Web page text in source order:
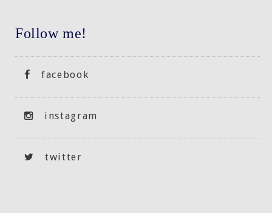
Follow me!
facebook
instagram
twitter